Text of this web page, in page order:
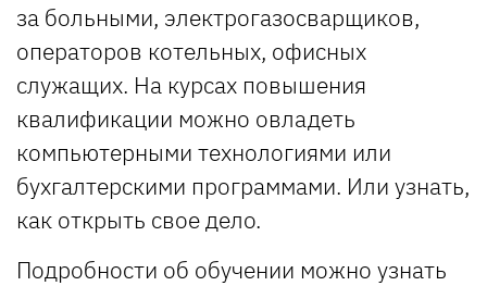
за больными, электрогазосварщиков,
операторов котельных, офисных
служащих. На курсах повышения
квалификации можно овладеть
компьютерными технологиями или
бухгалтерскими программами. Или узнать,
как открыть свое дело.
Подробности об обучении можно узнать